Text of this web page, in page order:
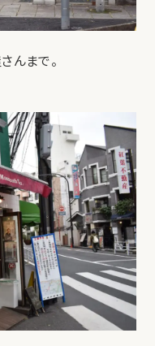
んまで。